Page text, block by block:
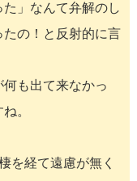
た」なんて弁解のし
の！と反射的に言
も出て来なかっ
。
を経て遠慮が無く